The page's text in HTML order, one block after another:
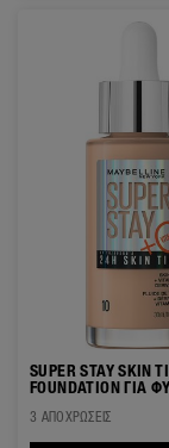
SUPER STAY SKIN
FOUNDATION ΓΙΑ
3 ΑΠΟΧΡΏΣΕΙΣ